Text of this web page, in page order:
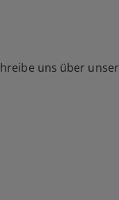
uns über unser